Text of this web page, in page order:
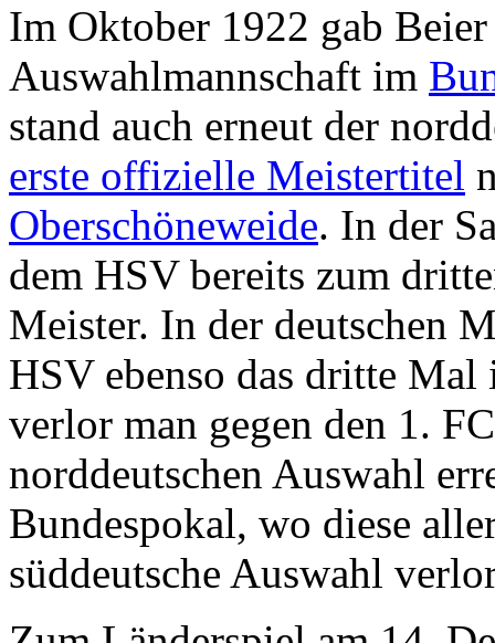
Im Oktober 1922 gab
Auswahlmannschaft im
stand auch erneut der
erste offizielle Meistertitel
Oberschöneweide. In der
dem HSV bereits zum
Meister. In der deutschen
HSV ebenso das dritte Mal
verlor man gegen den 1.
norddeutschen Auswahl
Bundespokal, wo diese
süddeutsche Auswahl